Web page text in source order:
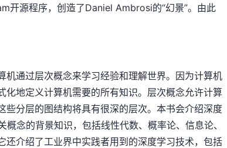
开源程序，创造了Daniel Ambrosi的“幻景”。由此
通过层次概念来学习经验和理解世界。因为计算机
化地定义计算机需要的所有知识。层次概念允许计算
分层的图结构将具有很深的层次。本书会介绍深度
念的背景知识，包括线性代数、概率论、信息论、
介绍了工业界中实践者用到的深度学习技术，包括